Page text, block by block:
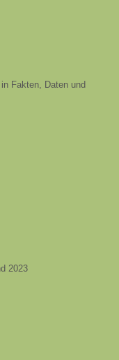
Fakten, Daten und
2023